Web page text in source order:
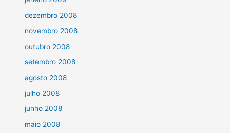
dezembro 2008
novembro 2008
outubro 2008
setembro 2008
agosto 2008
julho 2008
junho 2008
maio 2008